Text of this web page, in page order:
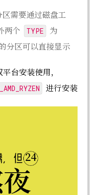
区需要通过磁盘工
两个
TYPE 为
的分区可以直接显示
平台安装使用，
进行安装